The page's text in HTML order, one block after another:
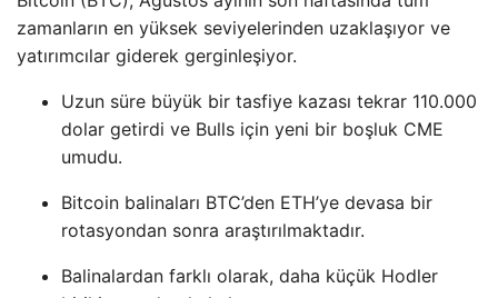
zamanların en yüksek seviyelerinden uzaklaşıyor ve
yatırımcılar giderek gerginleşiyor.
Uzun süre büyük bir tasfiye kazası tekrar 110.000
dolar getirdi ve Bulls için yeni bir boşluk CME
umudu.
Bitcoin balinaları BTC’den ETH’ye devasa bir
rotasyondan sonra araştırılmaktadır.
Balinalardan farklı olarak, daha küçük Hodler